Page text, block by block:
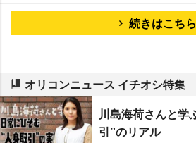
続きはこちら
オリコンニュース イチオシ特集
川島海荷さんと学
引”のリアル